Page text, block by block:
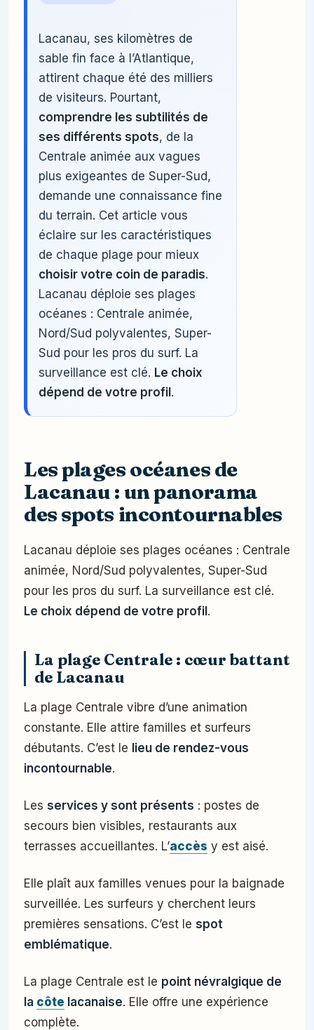
Lacanau, ses kilomètres de
sable fin face à l’Atlantique,
attirent chaque été des milliers
de visiteurs. Pourtant,
comprendre les subtilités de
ses différents spots, de la
Centrale animée aux vagues
plus exigeantes de Super-Sud,
demande une connaissance fine
du terrain. Cet article vous
éclaire sur les caractéristiques
de chaque plage pour mieux
choisir votre coin de paradis.
Lacanau déploie ses plages
océanes : Centrale animée,
Nord/Sud polyvalentes, Super-
Sud pour les pros du surf. La
surveillance est clé. Le choix
dépend de votre profil .
Les plages océanes de
Lacanau : un panorama
des spots incontournables
Lacanau déploie ses plages océanes : Centrale
animée, Nord/Sud polyvalentes, Super-Sud
pour les pros du surf. La surveillance est clé.
Le choix dépend de votre profil .
La plage Centrale : cœur battant
de Lacanau
La plage Centrale vibre d’une animation
constante. Elle attire familles et surfeurs
débutants. C’est le lieu de rendez-vous
incontournable.
Les services y sont présents : postes de
secours bien visibles, restaurants aux
terrasses accueillantes. L’accès y est aisé.
Elle plaît aux familles venues pour la baignade
surveillée. Les surfeurs y cherchent leurs
premières sensations. C’est le spot
emblématique.
La plage Centrale est le point névralgique de
la côte lacanaise. Elle offre une expérience
complète.